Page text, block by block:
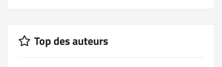
Top des auteurs